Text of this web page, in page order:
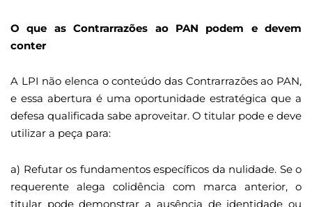
O que as Contrarrazões ao PAN podem e devem
conter
A LPI não elenca o conteúdo das Contrarrazões ao PAN,
e essa abertura é uma oportunidade estratégica que a
defesa qualificada sabe aproveitar. O titular pode e deve
utilizar a peça para:
a) Refutar os fundamentos específicos da nulidade. Se o
requerente alega colidência com marca anterior, o
titular pode demonstrar a ausência de identidade ou